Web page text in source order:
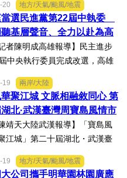
耀宗率團隊以「健康一體．精
為主題參展，展現產學合作夥
準健康、生物科...
20 地方/天氣/颱風/地震
選民進黨第22屆中執委
基層聲音、全力以赴為高
灣努力
者陳明成高雄報導】民主進步
中央執行委員完成改選，高雄
夠獲得黨內同志的肯定與支
榮幸，也肩負更重大的責任，
持初心，做好黨與地...
19 兩岸/大陸
聚江城 文脈相融敘同心 第
北·武漢臺灣周寶島風情市
化交流之夜在漢溫情上演
靖天大陸武漢報導】「寶島風
江城」第二十屆湖北・武漢臺
在武漢武商夢時代一樓中庭溫
19 地方/天氣/颱風/地震
公司攜手明華園林園廣應